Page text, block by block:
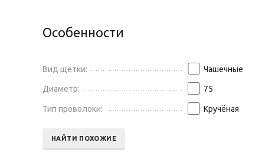
Особенности
Вид щётки: Чашечные
Диаметр: 75
Тип проволоки: Кручёная
НАЙТИ ПОХОЖИЕ